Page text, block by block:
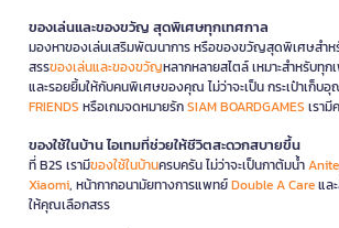
ของเล่นและของขวัญ สุดพิเศษทุกเทศกาล
มองหาของเล่นเสริมพัฒนาการ หรือของขวัญสุดพิเศษสำหรั
สรรของเล่นและของขวัญหลากหลายสไตล์ เหมาะสำหรับทุ
และรอยยิ้มให้กับคนพิเศษของคุณ ไม่ว่าจะเป็น กระเป๋าเก็บ
FRIENDS หรือเกมจดหมายรักSIAM BOARDGAMES เรามี
ของใช้ในบ้าน ไอเทมที่ช่วยให้ชีวิตสะดวกสบายขึ้น
ที่ B2S เรามีของใช้ในบ้านครบครัน ไม่ว่าจะเป็นกาต้มน้ำ
Xiaomi, หน้ากากอนามัยทางการแพทย์Double A Careแล
ให้คุณเลือกสรร